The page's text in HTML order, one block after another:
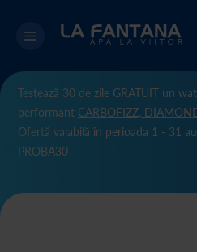
Testează 30 de zile GRATUIT un
performant CARBOFIZZ,
Ofertă valabilă în perioada 1 - 31
PROBA30